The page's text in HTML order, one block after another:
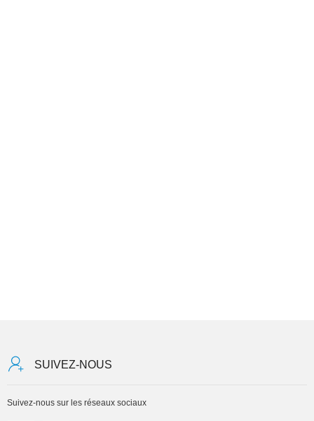
SUIVEZ-NOUS
Suivez-nous sur les réseaux sociaux